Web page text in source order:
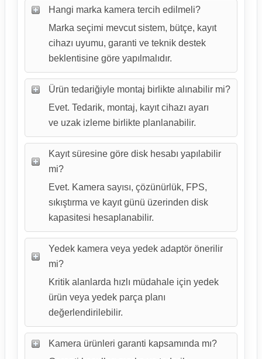
Hangi marka kamera tercih edilmeli?
Marka seçimi mevcut sistem, bütçe, kayıt
cihazı uyumu, garanti ve teknik destek
beklentisine göre yapılmalıdır.
Ürün tedariğiyle montaj birlikte alınabilir mi?
Evet. Tedarik, montaj, kayıt cihazı ayarı
ve uzak izleme birlikte planlanabilir.
Kayıt süresine göre disk hesabı yapılabilir
mi?
Evet. Kamera sayısı, çözünürlük, FPS,
sıkıştırma ve kayıt günü üzerinden disk
kapasitesi hesaplanabilir.
Yedek kamera veya yedek adaptör önerilir
mi?
Kritik alanlarda hızlı müdahale için yedek
ürün veya yedek parça planı
değerlendirilebilir.
Kamera ürünleri garanti kapsamında mı?